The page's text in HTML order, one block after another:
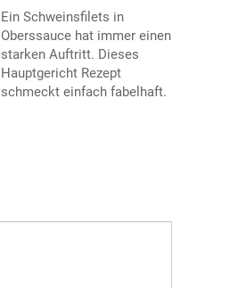
Ein Schweinsfilets in
Oberssauce hat immer einen
starken Auftritt. Dieses
Hauptgericht Rezept
schmeckt einfach fabelhaft.